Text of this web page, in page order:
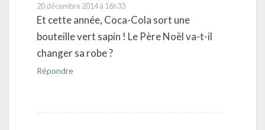
20 décembre 2014 à 16h33
Et cette année, Coca-Cola sort une
bouteille vert sapin ! Le Père Noël va-t-il
changer sa robe ?
Répondre